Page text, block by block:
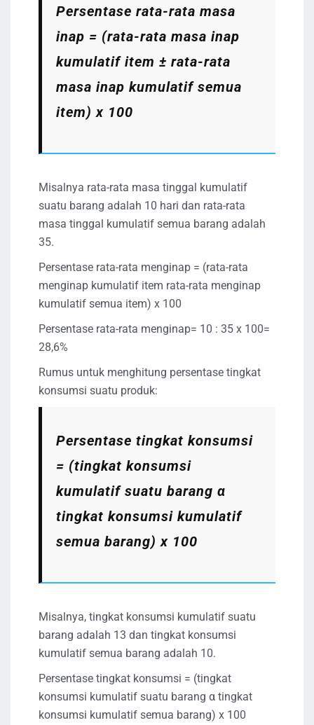
Persentase rata-rata masa
inap = (rata-rata masa inap
kumulatif item ± rata-rata
masa inap kumulatif semua
item) x 100
Misalnya rata-rata masa tinggal kumulatif
suatu barang adalah 10 hari dan rata-rata
masa tinggal kumulatif semua barang adalah
35.
Persentase rata-rata menginap = (rata-rata
menginap kumulatif item rata-rata menginap
kumulatif semua item) x 100
Persentase rata-rata menginap= 10 : 35 x 100=
28,6%
Rumus untuk menghitung persentase tingkat
konsumsi suatu produk:
Persentase tingkat konsumsi
= (tingkat konsumsi
kumulatif suatu barang α
tingkat konsumsi kumulatif
semua barang) x 100
Misalnya, tingkat konsumsi kumulatif suatu
barang adalah 13 dan tingkat konsumsi
kumulatif semua barang adalah 10.
Persentase tingkat konsumsi = (tingkat
konsumsi kumulatif suatu barang α tingkat
konsumsi kumulatif semua barang) x 100